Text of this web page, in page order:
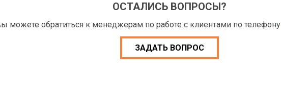
ОСТАЛИСЬ ВОПРОСЫ?
можете обратиться к менеджерам по работе с клиентами по телефону
ЗАДАТЬ ВОПРОС